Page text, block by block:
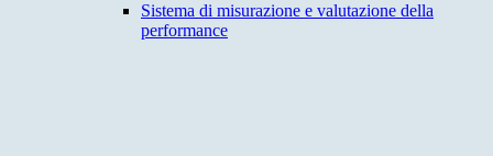
Sistema di misurazione e valutazione della
performance